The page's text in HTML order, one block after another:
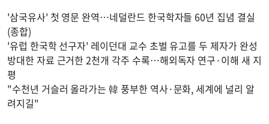
'삼국유사' 첫 영문 완역…네덜란드 한국학자들 60년 집념 결실
(종합)
'유럽 한국학 선구자' 레이던대 교수 초벌 유고를 두 제자가 완성
방대한 자료 근거한 2천개 각주 수록…해외독자 연구·이해 새 지
평
"수천년 거슬러 올라가는 韓 풍부한 역사·문화, 세계에 널리 알
려지길"